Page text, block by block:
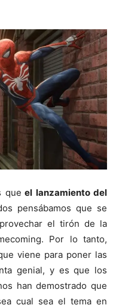
que el lanzamiento del
pensábamos que se
el tirón de la
Por lo tanto,
viene para poner las
genial, y es que los
han demostrado que
cual sea el tema en